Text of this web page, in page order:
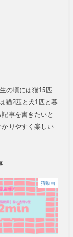
の頃には猫15匹
猫2匹と犬1匹と暮
事を書きたいと
りやすく楽しい
猫動画